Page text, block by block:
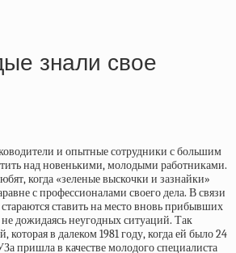
знали свое
и опытные сотрудники с большим
над новенькими, молодыми работниками.
когда «зеленые выскочки и зазнайки»
с профессионалами своего дела. В связи
ставить на место вновь прибывших
дожидаясь неугодных ситуаций. Так
которая в далеком 1981 году, когда ей было 24
пришла в качестве молодого специалиста